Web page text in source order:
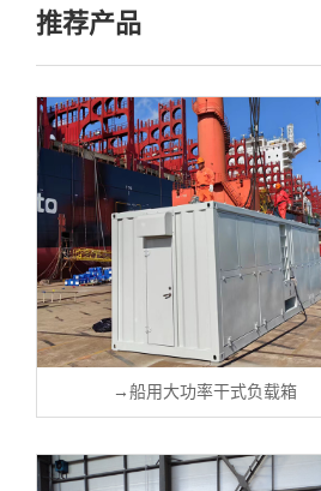
推荐产品
→船用大功率干式负载箱